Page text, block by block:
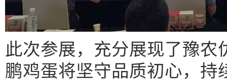
此次参展，充分展现了豫
鹏鸡蛋将坚守品质初心，持